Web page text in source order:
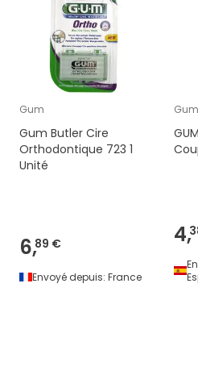
Gum
Gum Butler Cire
Orthodontique 723 1
Unité
6,89 €
Envoyé depuis: France
Gum
4,